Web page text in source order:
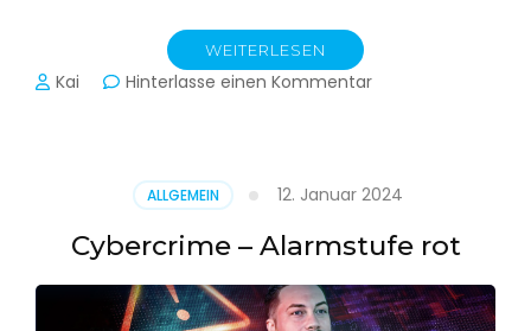
WEITERLESEN
Kai Hinterlasse einen Kommentarzu
Produktion
ALLGEMEIN 12. Januar 2024
Cybercrime – Alarmstufe rot